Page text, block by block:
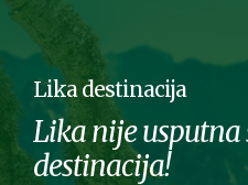
Lika destinacija
Lika nije usputna
destinacija!